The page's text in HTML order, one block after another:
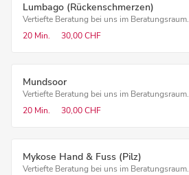
Lumbago (Rückenschmerzen)
Vertiefte Beratung bei uns im Beratungsraum.
20 Min.
30,00 CHF
Mundsoor
Vertiefte Beratung bei uns im Beratungsraum.
20 Min.
30,00 CHF
Mykose Hand & Fuss (Pilz)
Vertiefte Beratung bei uns im Beratungsraum.